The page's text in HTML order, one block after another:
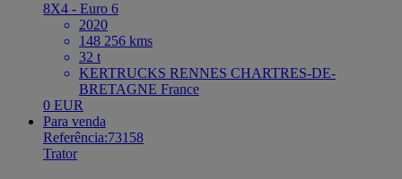
8X4 - Euro 6
2020
148 256 kms
32 t
KERTRUCKS RENNES CHARTRES-DE-
BRETAGNE France
0 EUR
Para venda
Referência:73158
Trator